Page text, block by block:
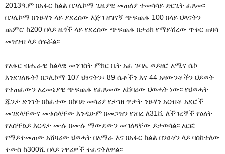
2013ዓ.ም በአፋር ክልል በጋሊኮማ ጊዜያዊ መጠለያ ተመሳሳይ ድርጊት ፈጸመ፡፡
በጋሊኮማ በንፁሃን ላይ ያደረሰው እጅግ ዘግናኝ ጭፍጨፋ 100 በላይ ህጻናትን
ጨምሮ ከ200 በላይ ዜጎች ላይ የደረሰው ጭፍጨፋ በታሪክ የማይሽረው ጥቁር ጠባሳ
መዝገብ ላይ ሰፍሯል፡፡
የአፋር ብሔራዊ ክልላዊ መንግስት ምክር ቤት አፈ ጉባኤ ወይዘሮ አሚና ሴኮ
እንደገለጹት፤ በጋሊኮማ 107 ህፃናትን፣ 89 ሴቶችን እና 44 አዛውንቶችን ህይወት
የቀጠፈውን አረመኔያዊ ጭፍጨፋ የፈጸመው አሸባሪው ህወሓት ነው፡፡ የህወሓት
ጁንታ ድንገት በከፈተው በከባድ መሳሪያ የታገዘ ጥቃት ንፁሃን አርብቶ አደሮች
መገደላቸውና መቁሰላቸው እንዲሁም በመጋዝን የነበረ ለ31ሺ ለችግረኞች የዕለት
የአስቸኳይ እርዳታ ሙሉ በሙሉ ማውደውን መግለጻቸው ይታወሳል፡፡ አርፎ
የማይቀመጠው አሸባሪው ህወሓት በአማራ እና በአፋር ክልል በንፁሃን ላይ ባስከተለው
ቀውስ ከ300ሺ በላይ ነዋሪዎች ተፈናቅለዋል፡፡